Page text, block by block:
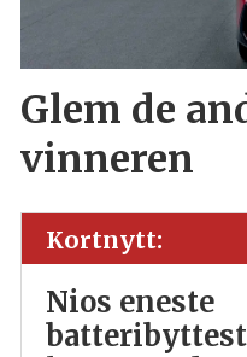
Glem de
vinneren
Kortnytt:
Nios eneste